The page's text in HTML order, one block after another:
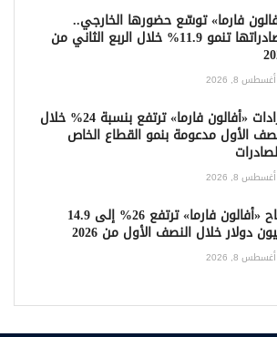
فارما» توسّع حضورها الخارجي..
وصادراتها تنمو 11.9% خلال الربع الثاني من
أغسطس 8, 2026
إيرادات «أفالون فارما» ترتفع بنسبة 24% خلال
الأول مدعومة بنمو القطاع الخاص
أغسطس 8, 2026
أرباح «أفالون فارما» ترتفع 26% إلى 14.9
دولار خلال النصف الأول من 2026
أغسطس 8, 2026